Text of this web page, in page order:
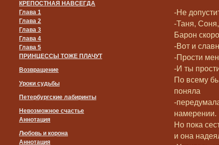
КРЕПОСТНАЯ НАВСЕГДА
Глава 1
Глава 2
Глава 3
Глава 4
Глава 5
ПРИНЦЕССЫ ТОЖЕ ПЛАЧУТ
Возвращение
Уроки судьбы
Петербургские лабиринты
Невозможное счастье
Аннотация
Любовь и корона
Аннотация
-Не
-Таня,
Барон
-Вот и
-Прости
-И ты
По всему
поняла
-
намерении.
Но пока
и она